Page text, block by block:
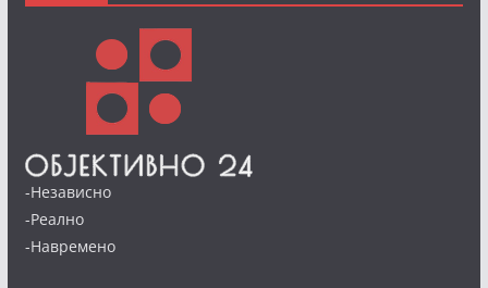
-Независно
-Реално
-Навремено